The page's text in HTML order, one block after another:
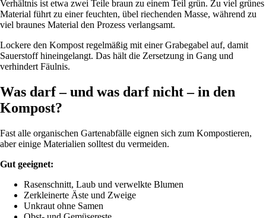
Verhältnis ist etwa zwei Teile braun zu einem Teil grün. Zu viel grünes
Material führt zu einer feuchten, übel riechenden Masse, während zu
viel braunes Material den Prozess verlangsamt.
Lockere den Kompost regelmäßig mit einer Grabegabel auf, damit
Sauerstoff hineingelangt. Das hält die Zersetzung in Gang und
verhindert Fäulnis.
Was darf – und was darf nicht – in den
Kompost?
Fast alle organischen Gartenabfälle eignen sich zum Kompostieren,
aber einige Materialien solltest du vermeiden.
Gut geeignet:
Rasenschnitt, Laub und verwelkte Blumen
Zerkleinerte Äste und Zweige
Unkraut ohne Samen